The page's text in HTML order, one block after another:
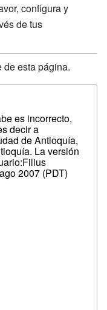
configura y
de tus
de esta página.